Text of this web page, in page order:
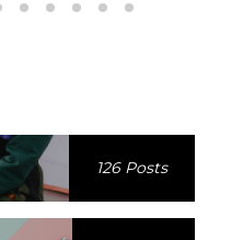
126 Posts